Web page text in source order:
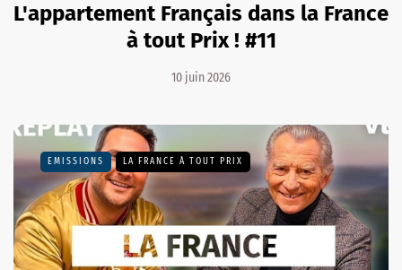
L'appartement Français dans la France
à tout Prix ! #11
10 juin 2026
EMISSIONS LA FRANCE À TOUT PRIX